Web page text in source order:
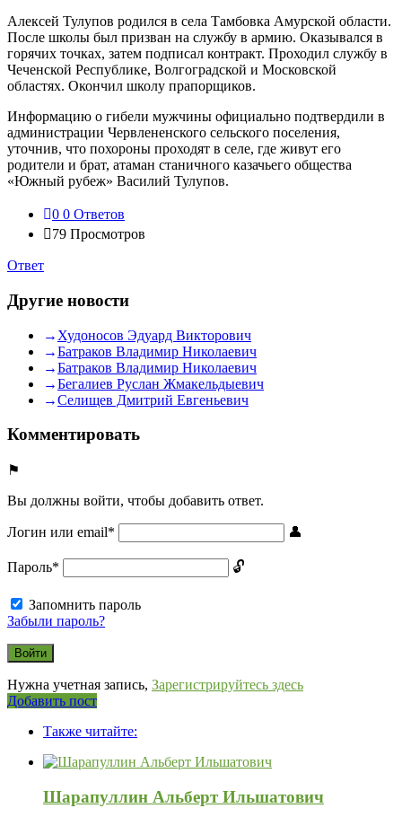
Алексей Тулупов родился в села Тамбовка Амурской области.
После школы был призван на службу в армию. Оказывался в
горячих точках, затем подписал контракт. Проходил службу в
Чеченской Республике, Волгоградской и Московской
областях. Окончил школу прапорщиков.
Информацию о гибели мужчины официально подтвердили в
администрации Червлененского сельского поселения,
уточнив, что похороны проходят в селе, где живут его
родители и брат, атаман станичного казачьего общества
«Южный рубеж» Василий Тулупов.
0 0 Ответов
79 Просмотров
Ответ
Другие новости
Худоносов Эдуард Викторович
Батраков Владимир Николаевич
Батраков Владимир Николаевич
Бегалиев Руслан Жмакельдыевич
Селищев Дмитрий Евгеньевич
Комментировать
Вы должны войти, чтобы добавить ответ.
Логин или email*
Пароль*
Запомнить пароль
Забыли пароль?
Нужна учетная запись, Зарегистрируйтесь здесь
Боковая
Добавить пост
120x600Также читайте:
Шарапуллин Альберт Ильшатович